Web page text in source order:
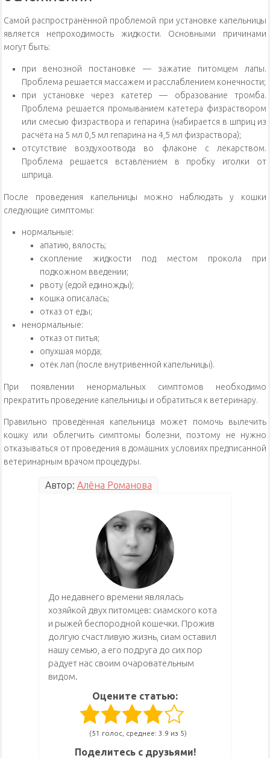
Самой распространённой проблемой при установке капельницы
является непроходимость жидкости. Основными причинами
могут быть:
при венозной постановке — зажатие питомцем лапы.
Проблема решается массажем и расслаблением конечности;
при установке через катетер — образование тромба.
Проблема решается промыванием катетера физраствором
или смесью физраствора и гепарина (набирается в шприц из
расчёта на 5 мл 0,5 мл гепарина на 4,5 мл физраствора);
отсутствие воздухоотвода во флаконе с лекарством.
Проблема решается вставлением в пробку иголки от
шприца.
После проведения капельницы можно наблюдать у кошки
следующие симптомы:
нормальные:
апатию, вялость;
скопление жидкости под местом прокола при
подкожном введении;
рвоту (едой единожды);
кошка описалась;
отказ от еды;
ненормальные:
отказ от питья;
опухшая морда;
отёк лап (после внутривенной капельницы).
При появлении ненормальных симптомов необходимо
прекратить проведение капельницы и обратиться к ветеринару.
Правильно проведённая капельница может помочь вылечить
кошку или облегчить симптомы болезни, поэтому не нужно
отказываться от проведения в домашних условиях предписанной
ветеринарным врачом процедуры.
Автор: Алёна Романова
До недавнего времени являлась
хозяйкой двух питомцев: сиамского кота
и рыжей беспородной кошечки. Прожив
долгую счастливую жизнь, сиам оставил
нашу семью, а его подруга до сих пор
радует нас своим очаровательным
видом.
Оцените статью:
(51 голос, среднее: 3.9 из 5)
Поделитесь с друзьями!